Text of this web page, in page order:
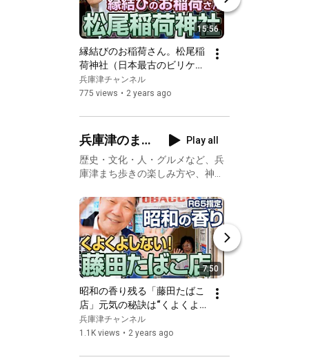
15:56
縁結びのお稲荷さん。松尾稲
荷神社（日本最古のビリケン
さんを祀る）魅力再発見　#
縁結び #お稲荷さん #ビリケ
兵庫津チャンネル
775 views • 2 years ago
兵庫津のま
ち歩き・研
究・プロジ
ェクト
Play all
歴史・文化・人・グルメなど、兵
庫津まち歩きの楽しみ方や、神戸
7:50
昭和の香り残る「藤田たばこ
店」元気の秘訣は“くよくよ
しない事！”
兵庫津チャンネル
1.1K views • 2 years ago